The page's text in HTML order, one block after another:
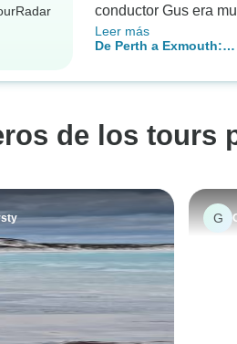
conductor Gus era
informativo y muy
Leer más
De Perth a Exmouth:
días en un solo
de los tours
G